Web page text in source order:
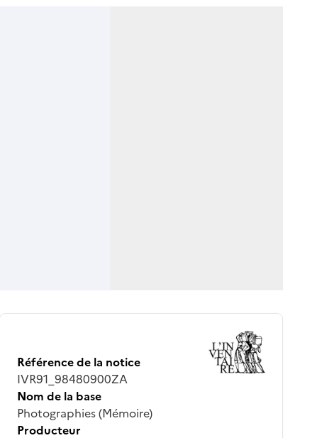
Référence de la notice
IVR91_98480900ZA
Nom de la base
Photographies (Mémoire)
Producteur